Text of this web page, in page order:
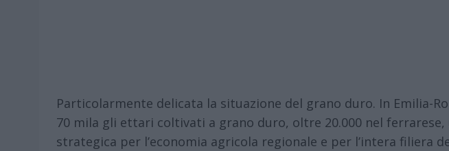
Particolarmente delicata la situazione del grano duro. In Emilia-
70 mila gli ettari coltivati a grano duro, oltre 20.000 nel ferrarese,
strategica per l’economia agricola regionale e per l’intera filiera